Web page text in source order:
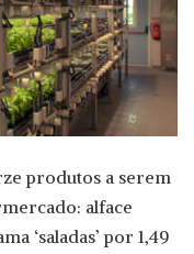
produtos a serem
alface
‘saladas’ por 1,49